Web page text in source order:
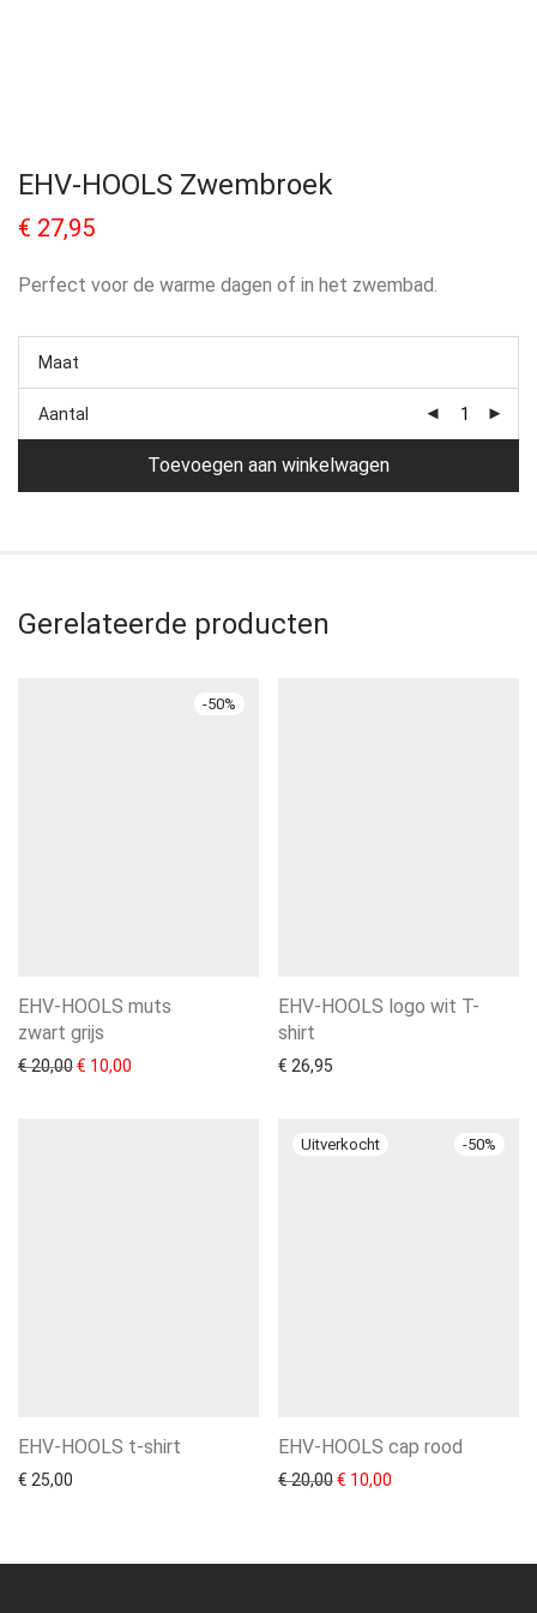
EHV-HOOLS Zwembroek
€ 27,95
Perfect voor de warme dagen of in het zwembad.
Maat
Aantal
Toevoegen aan winkelwagen
Gerelateerde producten
-50%
EHV-HOOLS muts
zwart grijs
€20,00Oorspronkelijke prijs was: € 20,00.
€ 10,00 Huidige prijs is: € 10,00.
EHV-HOOLS logo wit T-
shirt
€ 26,95
EHV-HOOLS t-shirt
€ 25,00
-50%
EHV-HOOLS cap rood
€20,00Oorspronkelijke prijs was:
€ 10,00